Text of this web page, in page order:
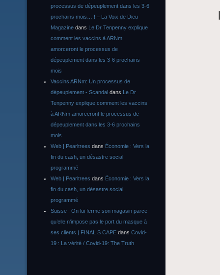
processus de dépeuplement dans les 3-6
prochains mois… ! – La Voix de Dieu
Magazine dans Le Dr Tenpenny explique
comment les vaccins à ARNm
amorceront le processus de
dépeuplement dans les 3-6 prochains
mois
Vaccins ARNm: Un processus de
dépeuplement - Scandal dans Le Dr
Tenpenny explique comment les vaccins
à ARNm amorceront le processus de
dépeuplement dans les 3-6 prochains
mois
Web | Pearltrees dans Économie : Vers la
fin du cash, un désastre social
programmé
Web | Pearltrees dans Économie : Vers la
fin du cash, un désastre social
programmé
Suisse : On lui ferme son magasin parce
qu’elle n’impose pas le port du masque à
ses clients | FINAL S CAPE dans Covid-
19 : La vérité / Covid-19: The Truth